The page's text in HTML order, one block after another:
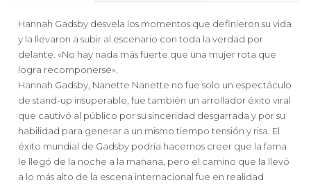
Hannah Gadsby desvela los momentos que definieron su vida
y la llevaron a subir al escenario con toda la verdad por
delante. «No hay nada más fuerte que una mujer rota que
logra recomponerse».
Hannah Gadsby, Nanette Nanette no fue solo un espectáculo
de stand-up insuperable, fue también un arrollador éxito viral
que cautivó al público por su sinceridad desgarrada y por su
habilidad para generar a un mismo tiempo tensión y risa. El
éxito mundial de Gadsby podría hacernos creer que la fama
le llegó de la noche a la mañana, pero el camino que la llevó
a lo más alto de la escena internacional fue en realidad